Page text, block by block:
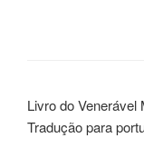
Livro do Venerável
Tradução para